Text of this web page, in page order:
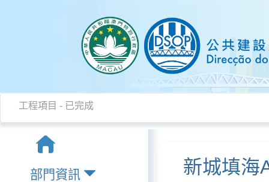
工程項目 - 已完成
部門資訊 新城填海